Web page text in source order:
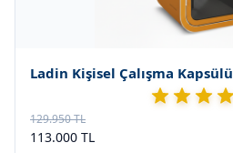
Ladin Kişisel Çalışma Kapsülü
129.950 TL
113.000 TL